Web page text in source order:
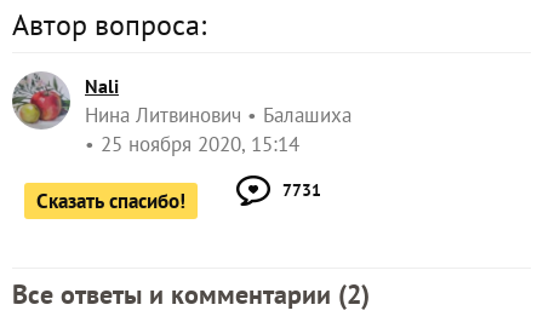
Автор вопроса:
Nali
Нина Литвинович
Балашиха
25 ноября 2020, 15:14
Сказать спасибо! 7731
Все ответы и комментарии (2)